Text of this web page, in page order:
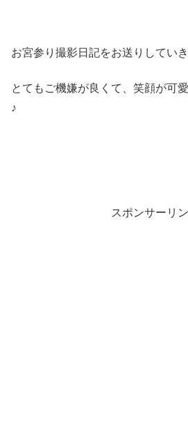
お宮参り撮影日記をお送りしていき
とてもご機嫌が良くて、笑顔が可
♪
スポンサーリ